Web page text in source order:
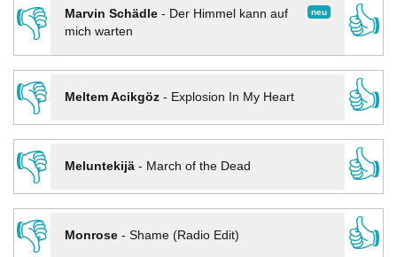
👎 neu
Marvin Schädle- Der Himmel kann auf
mich warten
👍
👎
Meltem Acikgöz- Explosion In My Heart
👍
👎
Meluntekijä- March of the Dead
👍
👎
Monrose- Shame (Radio Edit)
👍